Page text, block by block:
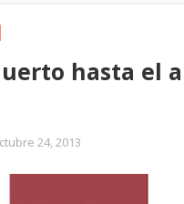
hasta el
24, 2013